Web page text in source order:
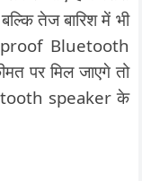
तेज बारिश में भी
Bluetooth
पर मिल जाएगे तो
speaker के